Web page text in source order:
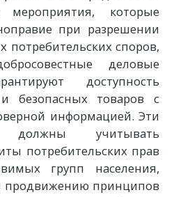
мероприятия, которые
при разрешении
потребительских споров,
деловые
доступность
безопасных товаров с
информацией. Эти
должны учитывать
потребительских прав
групп населения,
продвижению принципов